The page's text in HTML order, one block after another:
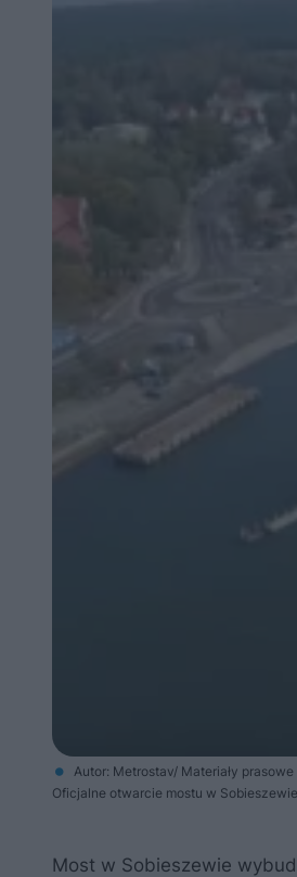
Autor: Metrostav/ Materiały prasowe
Oficjalne otwarcie mostu w
Most w Sobieszewie